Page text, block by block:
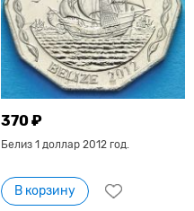
370 ₽
Белиз 1 доллар 2012 год.
В корзину